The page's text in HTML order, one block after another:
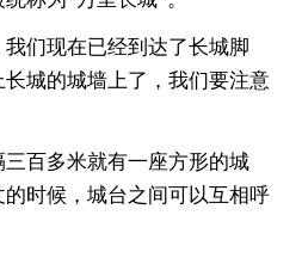
们现在已经到达了长城脚
城的城墙上了，我们要注意
百多米就有一座方形的城
时候，城台之间可以互相呼